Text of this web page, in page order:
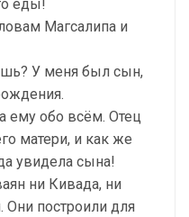
еды!
Магсалипа и
У меня был сын,
ему обо всём. Отец
матери, и как же
увидела сына!
ни Кивада, ни
Они построили для